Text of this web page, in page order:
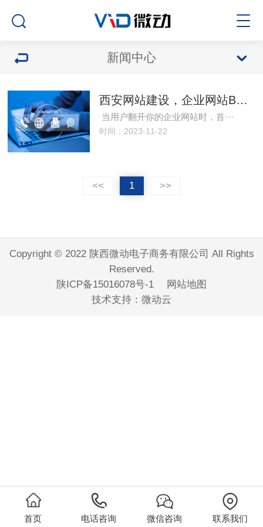
新闻中心
西安网站建设，企业网站BANNER图都有哪些作用？
当用户翻开你的企业网站时，首···
时间：2023-11-22
<< 1 >>
Copyright © 2022 陕西微动电子商务有限公司 All Rights
Reserved.
陕ICP备15016078号-1
网站地图
技术支持： 微动云
首页 电话咨询 微信咨询 联系我们